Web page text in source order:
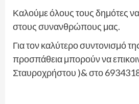
Καλούμε όλους τους δημότες
στους συνανθρώπους μας.
Για τον καλύτερο συντονισμό
προσπάθεια μπορούν να
Σταυροχρήστου )& στο